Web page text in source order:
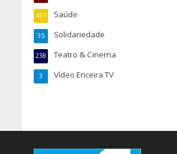
Saúde
417
Solidariedade
35
Teatro & Cinema
238
Vídeo Ericeira TV
3